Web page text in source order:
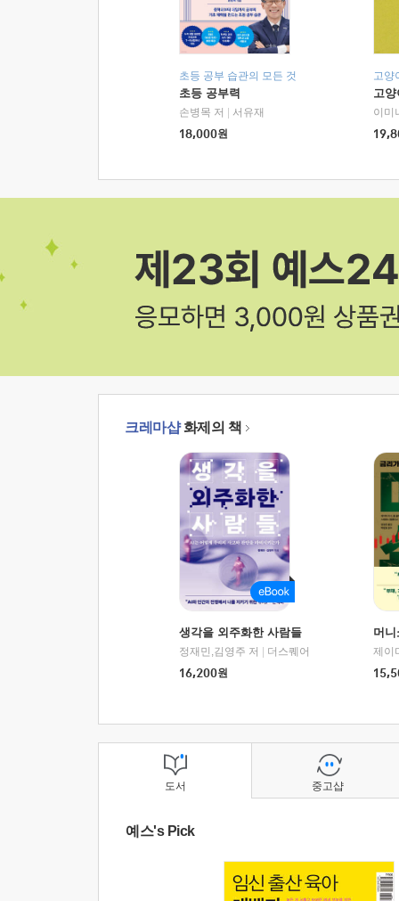
초등 공부 습관의 모든 것
초등 공부력
손병목 저
서유재
18,000원
고양
고
이미
크레마샵화제의 책
생각을 외주화한 사람들
정재민,김영주 저
더스퀘어
16,200원
머
도서
예스's Pick
중고샵